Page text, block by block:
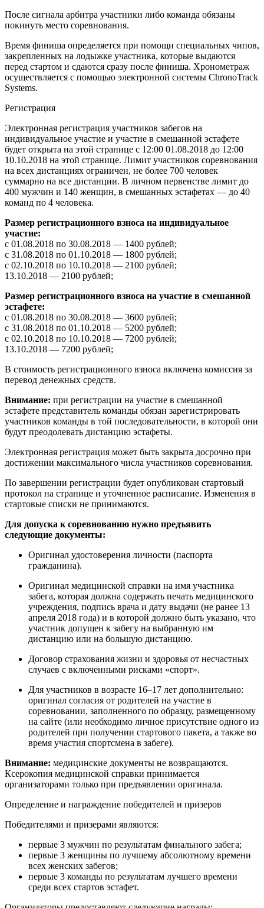
После сигнала арбитра участники либо команда обязаны
покинуть место соревнования.
Время финиша определяется при помощи специальных чипов,
закрепленных на лодыжке участника, которые выдаются
перед стартом и сдаются сразу после финиша. Хронометраж
осуществляется с помощью электронной системы ChronoTrack
Systems.
Регистрация
Электронная регистрация участников забегов на
индивидуальное участие и участие в смешанной эстафете
будет открыта на этой странице с 12:00 01.08.2018 до 12:00
10.10.2018 на этой странице. Лимит участников соревнования
на всех дистанциях ограничен, не более 700 человек
суммарно на все дистанции. В личном первенстве лимит до
400 мужчин и 140 женщин, в смешанных эстафетах — до 40
команд по 4 человека.
Размер регистрационного взноса на индивидуальное
участие:
с 01.08.2018 по 30.08.2018 — 1400 рублей;
с 31.08.2018 по 01.10.2018 — 1800 рублей;
с 02.10.2018 по 10.10.2018 — 2100 рублей;
13.10.2018 — 2100 рублей;
Размер регистрационного взноса на участие в смешанной
эстафете:
с 01.08.2018 по 30.08.2018 — 3600 рублей;
с 31.08.2018 по 01.10.2018 — 5200 рублей;
с 02.10.2018 по 10.10.2018 — 7200 рублей;
13.10.2018 — 7200 рублей;
В стоимость регистрационного взноса включена комиссия за
перевод денежных средств.
Внимание: при регистрации на участие в смешанной
эстафете представитель команды обязан зарегистрировать
участников команды в той последовательности, в которой они
будут преодолевать дистанцию эстафеты.
Электронная регистрация может быть закрыта досрочно при
достижении максимального числа участников соревнования.
По завершении регистрации будет опубликован стартовый
протокол на странице и уточненное расписание. Изменения в
стартовые списки не принимаются.
Для допуска к соревнованию нужно предъявить
следующие документы:
Оригинал удостоверения личности (паспорта
гражданина).
Оригинал медицинской справки на имя участника
забега, которая должна содержать печать медицинского
учреждения, подпись врача и дату выдачи (не ранее 13
апреля 2018 года) и в которой должно быть указано, что
участник допущен к забегу на выбранную им
дистанцию или на большую дистанцию.
Договор страхования жизни и здоровья от несчастных
случаев с включенными рисками «спорт».
Для участников в возрасте 16–17 лет дополнительно:
оригинал согласия от родителей на участие в
соревновании, заполненного по образцу, размещенному
на сайте (или необходимо личное присутствие одного из
родителей при получении стартового пакета, а также во
время участия спортсмена в забеге).
Внимание: медицинские документы не возвращаются.
Ксерокопия медицинской справки принимается
организаторами только при предъявлении оригинала.
Определение и награждение победителей и призеров
Победителями и призерами являются:
первые 3 мужчин по результатам финального забега;
первые 3 женщины по лучшему абсолютному времени
всех женских забегов;
первые 3 команды по результатам лучшего времени
среди всех стартов эстафет.